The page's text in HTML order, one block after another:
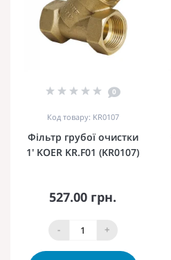
0
Код товару: KR0107
Фільтр грубої очистки
1' KOER KR.F01 (KR0107)
527.00 грн.
- +